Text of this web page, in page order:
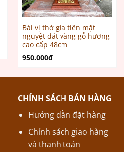
Bài vị thờ gia tiên mặt
nguyệt dát vàng gỗ hương
cao cấp 48cm
950.000₫
CHÍNH SÁCH BÁN HÀNG
Hướng dẫn đặt hàng
Chính sách giao hàng
và thanh toán